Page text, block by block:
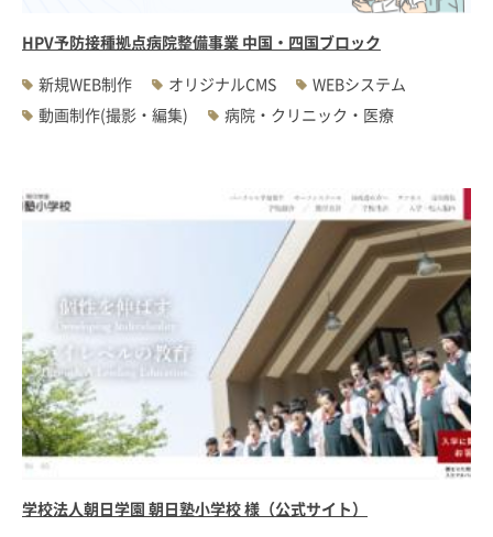
HPV予防接種拠点病院整備事業 中国・四国ブロック
新規WEB制作
オリジナルCMS
WEBシステム
動画制作(撮影・編集)
病院・クリニック・医療
学校法人朝日学園 朝日塾小学校 様（公式サイト）